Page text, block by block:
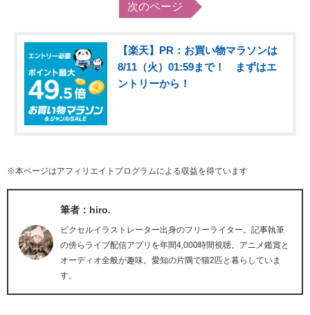
次のページ
【楽天】PR：お買い物マラソンは
8/11（火）01:59まで！ まずはエ
ントリーから！
※本ページはアフィリエイトプログラムによる収益を得ています
筆者：hiro.
ピクセルイラストレーター出身のフリーライター。記事執筆
の傍らライブ配信アプリを年間4,000時間視聴。アニメ鑑賞と
オーディオ全般が趣味。愛知の片隅で猫2匹と暮らしていま
す。